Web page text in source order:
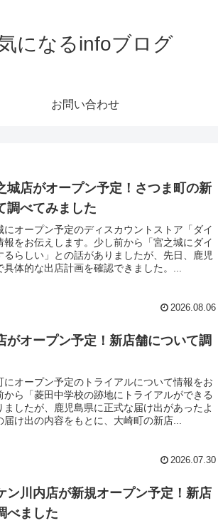
になるinfoブログ
お問い合わせ
城店がオープン予定！さつま町の新
調べてみました
にオープン予定のディスカウントストア「ダイ
報をお伝えします。少し前から「宮之城にダイ
るらしい」との話がありましたが、先日、鹿児
体的な出店計画を確認できました。...
2026.08.06
がオープン予定！新店舗について調
にオープン予定のトライアルについて情報をお
ら「菱田中学校の跡地にトライアルができる
したが、鹿児島県に正式な届け出があったよ
け出の内容をもとに、大崎町の新店...
2026.07.30
ン川内店が新規オープン予定！新店
べました